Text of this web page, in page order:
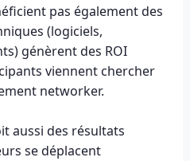
pas également des
(logiciels,
génèrent des ROI
viennent chercher
networker.
aussi des résultats
se déplacent